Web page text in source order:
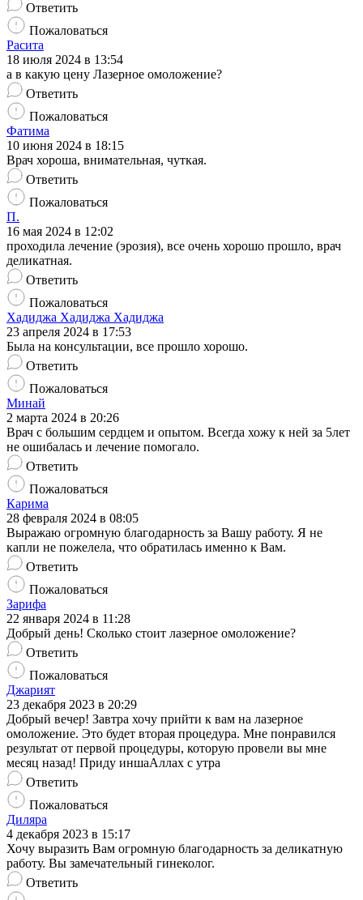
Ответить
Пожаловаться
Расита
18 июля 2024 в 13:54
а в какую цену Лазерное омоложение?
Ответить
Пожаловаться
Фатима
10 июня 2024 в 18:15
Врач хороша, внимательная, чуткая.
Ответить
Пожаловаться
П.
16 мая 2024 в 12:02
проходила лечение (эрозия), все очень хорошо прошло, врач
деликатная.
Ответить
Пожаловаться
Хадиджа Хадиджа Хадиджа
23 апреля 2024 в 17:53
Была на консультации, все прошло хорошо.
Ответить
Пожаловаться
Минай
2 марта 2024 в 20:26
Врач с большим сердцем и опытом. Всегда хожу к ней за 5лет
не ошибалась и лечение помогало.
Ответить
Пожаловаться
Карима
28 февраля 2024 в 08:05
Выражаю огромную благодарность за Вашу работу. Я не
капли не пожелела, что обратилась именно к Вам.
Ответить
Пожаловаться
Зарифа
22 января 2024 в 11:28
Добрый день! Сколько стоит лазерное омоложение?
Ответить
Пожаловаться
Джарият
23 декабря 2023 в 20:29
Добрый вечер! Завтра хочу прийти к вам на лазерное
омоложение. Это будет вторая процедура. Мне понравился
результат от первой процедуры, которую провели вы мне
месяц назад! Приду иншаАллах с утра
Ответить
Пожаловаться
Диляра
4 декабря 2023 в 15:17
Хочу выразить Вам огромную благодарность за деликатную
работу. Вы замечательный гинеколог.
Ответить